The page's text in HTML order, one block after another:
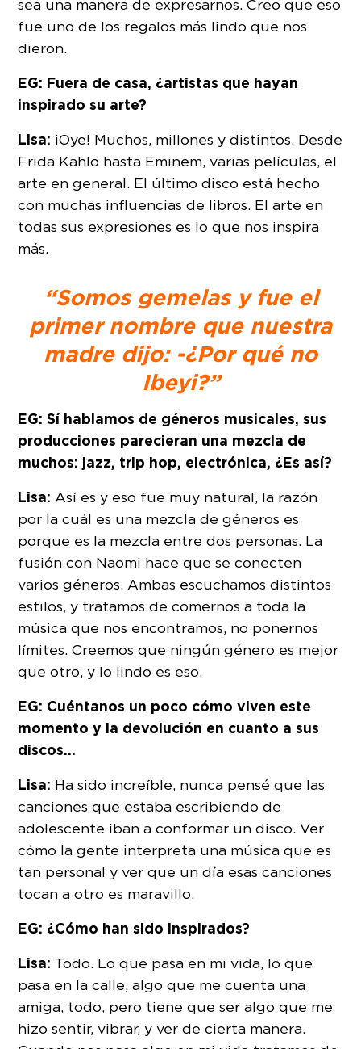
sea una manera de expresarnos. Creo que eso
fue uno de los regalos más lindo que nos
dieron.
EG: Fuera de casa, ¿artistas que hayan
inspirado su arte?
Lisa: ¡Oye! Muchos, millones y distintos. Desde
Frida Kahlo hasta Eminem, varias películas, el
arte en general. El último disco está hecho
con muchas influencias de libros. El arte en
todas sus expresiones es lo que nos inspira
más.
“Somos gemelas y fue el
primer nombre que nuestra
madre dijo: -¿Por qué no
Ibeyi?”
EG: Sí hablamos de géneros musicales, sus
producciones parecieran una mezcla de
muchos: jazz, trip hop, electrónica, ¿Es así?
Lisa: Así es y eso fue muy natural, la razón
por la cuál es una mezcla de géneros es
porque es la mezcla entre dos personas. La
fusión con Naomi hace que se conecten
varios géneros. Ambas escuchamos distintos
estilos, y tratamos de comernos a toda la
música que nos encontramos, no ponernos
límites. Creemos que ningún género es mejor
que otro, y lo lindo es eso.
EG: Cuéntanos un poco cómo viven este
momento y la devolución en cuanto a sus
discos…
Lisa: Ha sido increíble, nunca pensé que las
canciones que estaba escribiendo de
adolescente iban a conformar un disco. Ver
cómo la gente interpreta una música que es
tan personal y ver que un día esas canciones
tocan a otro es maravillo.
EG: ¿Cómo han sido inspirados?
Lisa: Todo. Lo que pasa en mi vida, lo que
pasa en la calle, algo que me cuenta una
amiga, todo, pero tiene que ser algo que me
hizo sentir, vibrar, y ver de cierta manera.